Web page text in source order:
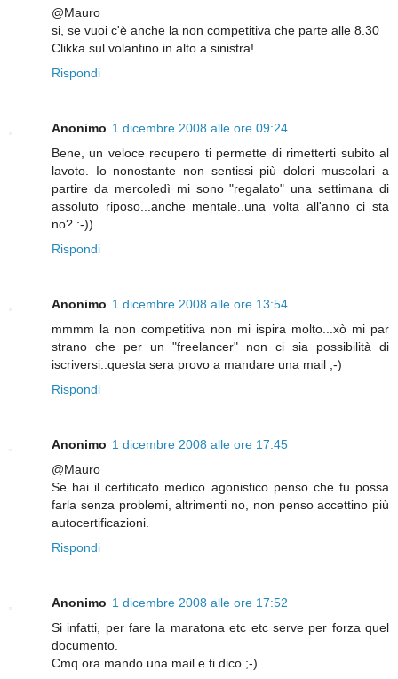
@Mauro
si, se vuoi c'è anche la non competitiva che parte alle 8.30
Clikka sul volantino in alto a sinistra!
Rispondi
Anonimo 1 dicembre 2008 alle ore 09:24
Bene, un veloce recupero ti permette di rimetterti subito al
lavoto. Io nonostante non sentissi più dolori muscolari a
partire da mercoledì mi sono "regalato" una settimana di
assoluto riposo...anche mentale..una volta all'anno ci sta
no? :-))
Rispondi
Anonimo 1 dicembre 2008 alle ore 13:54
mmmm la non competitiva non mi ispira molto...xò mi par
strano che per un "freelancer" non ci sia possibilità di
iscriversi..questa sera provo a mandare una mail ;-)
Rispondi
Anonimo 1 dicembre 2008 alle ore 17:45
@Mauro
Se hai il certificato medico agonistico penso che tu possa
farla senza problemi, altrimenti no, non penso accettino più
autocertificazioni.
Rispondi
Anonimo 1 dicembre 2008 alle ore 17:52
Si infatti, per fare la maratona etc etc serve per forza quel
documento.
Cmq ora mando una mail e ti dico ;-)